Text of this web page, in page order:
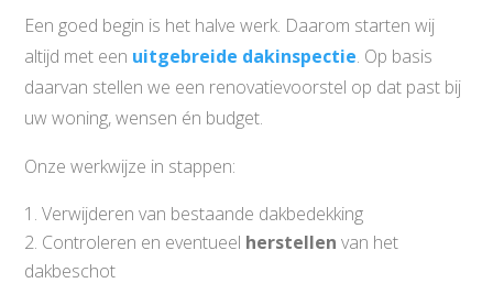
Een goed begin is het halve werk. Daarom starten wij
altijd met een uitgebreide dakinspectie. Op basis
daarvan stellen we een renovatievoorstel op dat past bij
uw woning, wensen én budget.
Onze werkwijze in stappen:
Verwijderen van bestaande dakbedekking
Controleren en eventueel herstellen van het
dakbeschot